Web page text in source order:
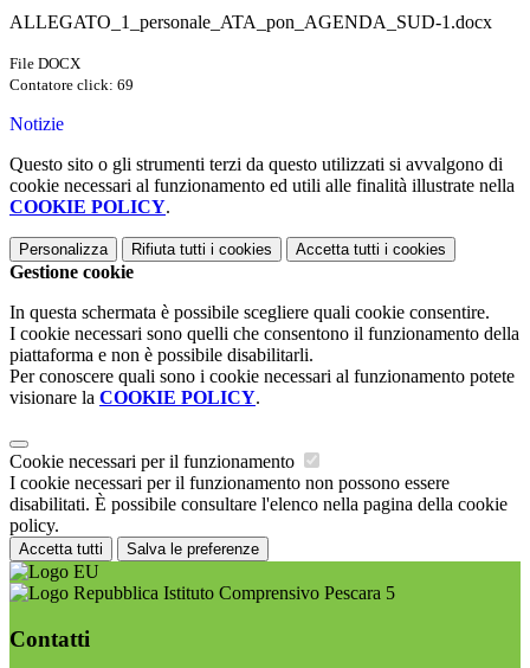
ALLEGATO_1_personale_ATA_pon_AGENDA_SUD-1.docx
File DOCX
Contatore click: 69
Notizie
Questo sito o gli strumenti terzi da questo utilizzati si avvalgono di
cookie necessari al funzionamento ed utili alle finalità illustrate nella
COOKIE POLICY.
Personalizza Rifiuta tutti i cookies Accetta tutti i cookies
Gestione cookie
In questa schermata è possibile scegliere quali cookie consentire.
I cookie necessari sono quelli che consentono il funzionamento della
piattaforma e non è possibile disabilitarli.
Per conoscere quali sono i cookie necessari al funzionamento potete
visionare la COOKIE POLICY.
Cookie necessari per il funzionamento
I cookie necessari per il funzionamento non possono essere
disabilitati. È possibile consultare l'elenco nella pagina della cookie
policy.
Accetta tutti Salva le preferenze
Istituto Comprensivo Pescara 5
Contatti